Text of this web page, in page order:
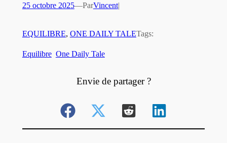
25 octobre 2025—ParVincent|
EQUILIBRE, ONE DAILY TALETags:
Equilibre One Daily Tale
Envie de partager ?